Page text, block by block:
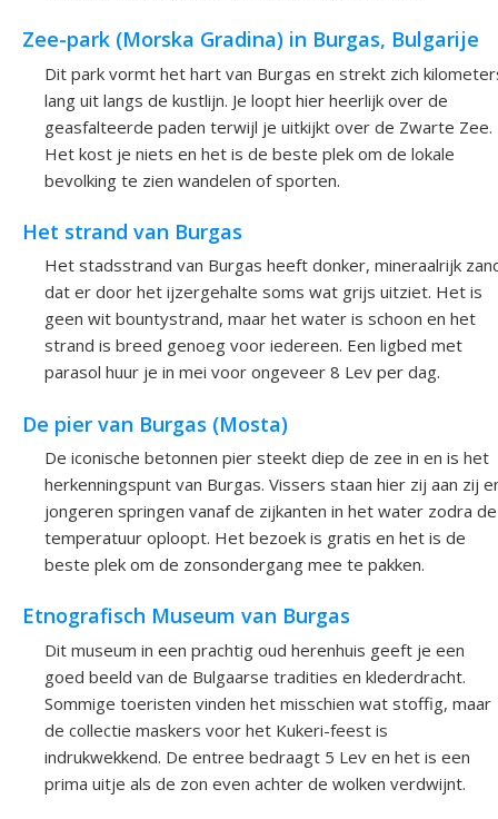
Zee-park (Morska Gradina) in Burgas, Bulgarije
Dit park vormt het hart van Burgas en strekt zich
lang uit langs de kustlijn. Je loopt hier heerlijk over de
geasfalteerde paden terwijl je uitkijkt over de Zwarte Zee.
Het kost je niets en het is de beste plek om de lokale
bevolking te zien wandelen of sporten.
Het strand van Burgas
Het stadsstrand van Burgas heeft donker, mineraalrijk
dat er door het ijzergehalte soms wat grijs uitziet. Het is
geen wit bountystrand, maar het water is schoon en het
strand is breed genoeg voor iedereen. Een ligbed met
parasol huur je in mei voor ongeveer 8 Lev per dag.
De pier van Burgas (Mosta)
De iconische betonnen pier steekt diep de zee in en is het
herkenningspunt van Burgas. Vissers staan hier zij aan zij
jongeren springen vanaf de zijkanten in het water zodra de
temperatuur oploopt. Het bezoek is gratis en het is de
beste plek om de zonsondergang mee te pakken.
Etnografisch Museum van Burgas
Dit museum in een prachtig oud herenhuis geeft je een
goed beeld van de Bulgaarse tradities en klederdracht.
Sommige toeristen vinden het misschien wat stoffig, maar
de collectie maskers voor het Kukeri-feest is
indrukwekkend. De entree bedraagt 5 Lev en het is een
prima uitje als de zon even achter de wolken verdwijnt.